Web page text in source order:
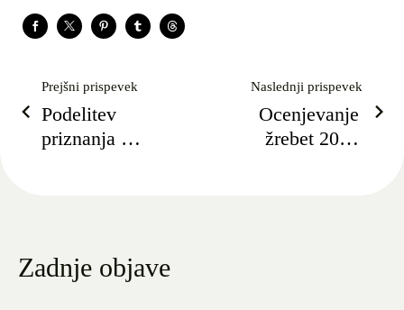
Prejšni prispevek
Podelitev
priznanja pri
Naslednji prispevek
Ocenjevanje
žrebet 2017
Zadnje objave